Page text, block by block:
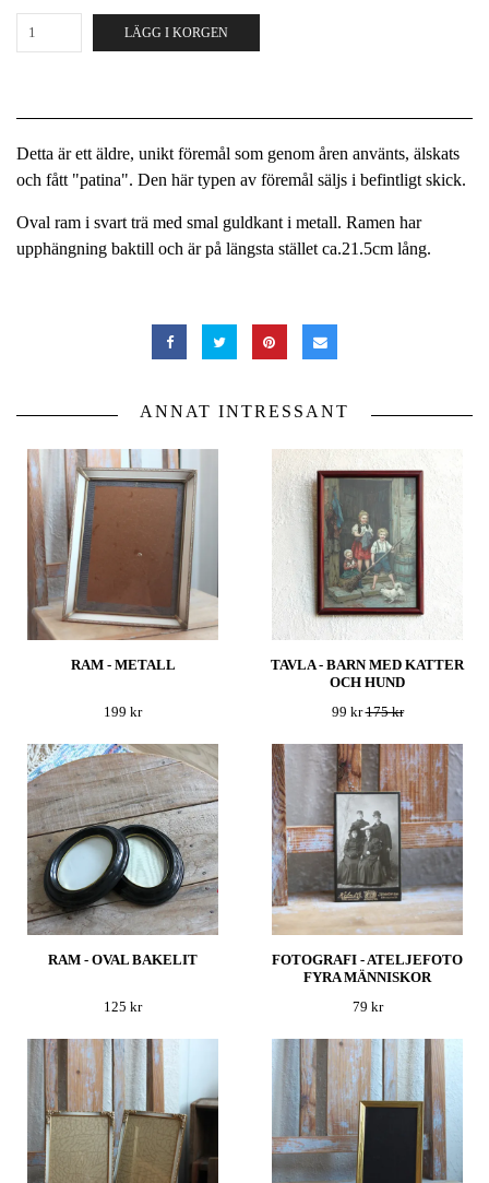
LÄGG I KORGEN
Detta är ett äldre, unikt föremål som genom åren använts, älskats
och fått "patina". Den här typen av föremål säljs i befintligt skick.
Oval ram i svart trä med smal guldkant i metall. Ramen har
upphängning baktill och är på längsta stället ca.21.5cm lång.
ANNAT INTRESSANT
RAM - METALL
199 kr
TAVLA - BARN MED KATTER
OCH HUND
99 kr175 kr
RAM - OVAL BAKELIT
125 kr
FOTOGRAFI - ATELJEFOTO
FYRA MÄNNISKOR
79 kr